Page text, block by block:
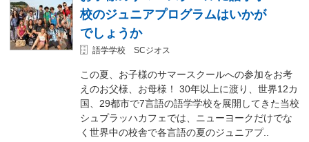
校のジュニアプログラムはいかが
でしょうか
語学学校 SCジオス
この夏、お子様のサマースクールへの参加をお考
えのお父様、お母様！ 30年以上に渡り、世界12カ
国、29都市で7言語の語学学校を展開してきた当校
シュプラッハカフェでは、ニューヨークだけでな
く世界中の校舎で各言語の夏のジュニアプ..